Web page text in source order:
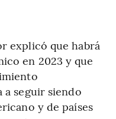
explicó que habrá
en 2023 y que
a seguir siendo
y de países